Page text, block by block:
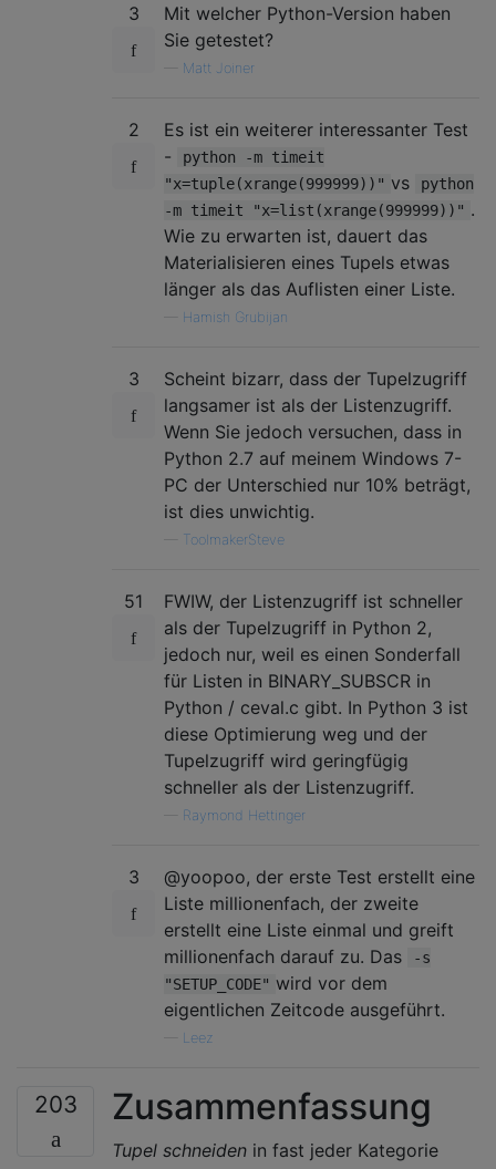
3
Mit welcher Python-Version haben
Sie getestet?
Matt Joiner
2
Es ist ein weiterer interessanter Test
-
python -m timeit
"x=tuple(xrange(999999))" vs
python
-m timeit "x=list(xrange(999999))" .
Wie zu erwarten ist, dauert das
Materialisieren eines Tupels etwas
länger als das Auflisten einer Liste.
Hamish Grubijan
3
Scheint bizarr, dass der Tupelzugriff
langsamer ist als der Listenzugriff.
Wenn Sie jedoch versuchen, dass in
Python 2.7 auf meinem Windows 7-
PC der Unterschied nur 10% beträgt,
ist dies unwichtig.
ToolmakerSteve
51
FWIW, der Listenzugriff ist schneller
als der Tupelzugriff in Python 2,
jedoch nur, weil es einen Sonderfall
für Listen in BINARY_SUBSCR in
Python / ceval.c gibt. In Python 3 ist
diese Optimierung weg und der
Tupelzugriff wird geringfügig
schneller als der Listenzugriff.
Raymond Hettinger
3
@yoopoo, der erste Test erstellt eine
Liste millionenfach, der zweite
erstellt eine Liste einmal und greift
millionenfach darauf zu. Das
-s
"SETUP_CODE" wird vor dem
eigentlichen Zeitcode ausgeführt.
Leez
203 Zusammenfassung
Tupel schneiden in fast jeder Kategorie